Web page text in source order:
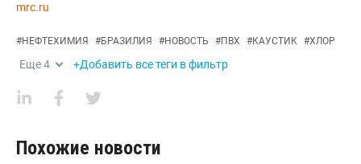
mrc.ru
#НЕФТЕХИМИЯ #БРАЗИЛИЯ #НОВОСТЬ #ПВХ #КАУСТИК #ХЛОР
Еще4 +Добавить все теги в фильтр
Похожие новости